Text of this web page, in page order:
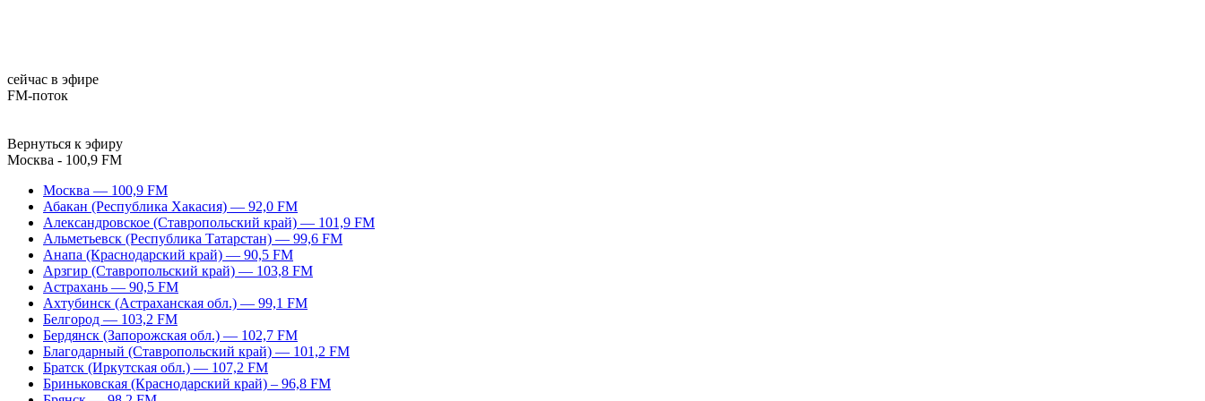
сейчас в эфире
FM-поток
Вернуться к эфиру
Москва - 100,9 FM
Москва — 100,9 FM
Абакан (Республика Хакасия) — 92,0 FM
Александровское (Ставропольский край) — 101,9 FM
Альметьевск (Республика Татарстан) — 99,6 FM
Анапа (Краснодарский край) — 90,5 FM
Арзгир (Ставропольский край) — 103,8 FM
Астрахань — 90,5 FM
Ахтубинск (Астраханская обл.) — 99,1 FM
Белгород — 103,2 FM
Бердянск (Запорожская обл.) — 102,7 FM
Благодарный (Ставропольский край) — 101,2 FM
Братск (Иркутская обл.) — 107,2 FM
Бриньковская (Краснодарский край) – 96,8 FM